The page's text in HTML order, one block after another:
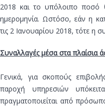
2018 και το υπόλοιπο ποσό
ημερομηνία. Ωστόσο, εάν η
τις 2 Ιανουαρίου 2018, τότε η
Συναλλαγές μέσα στα πλαίσια
Γενικά, για σκοπούς
παροχή υπηρεσιών
πραγματοποιείται από